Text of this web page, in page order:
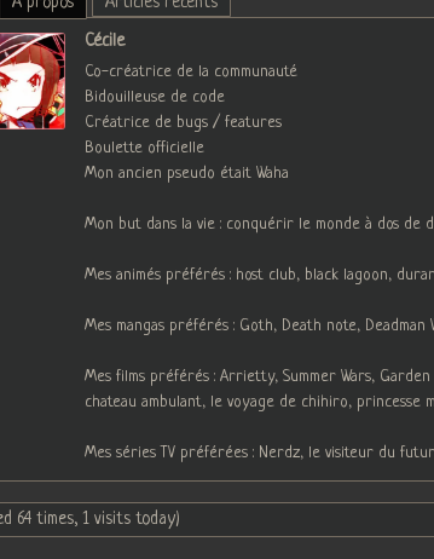
Cécile
Co-créatrice de la communauté
Bidouilleuse de code
Créatrice de bugs / features
Boulette officielle
Mon ancien pseudo était Waha
Mon but dans la vie : conquérir le monde à dos de
Mes animés préférés : host club, black lagoon,
Mes mangas préférés : Goth, Death note, Deadman
Mes films préférés : Arrietty, Summer Wars,
chateau ambulant, le voyage de chihiro, princesse
Mes séries TV préférées : Nerdz, le visiteur du
64 times, 1 visits today)